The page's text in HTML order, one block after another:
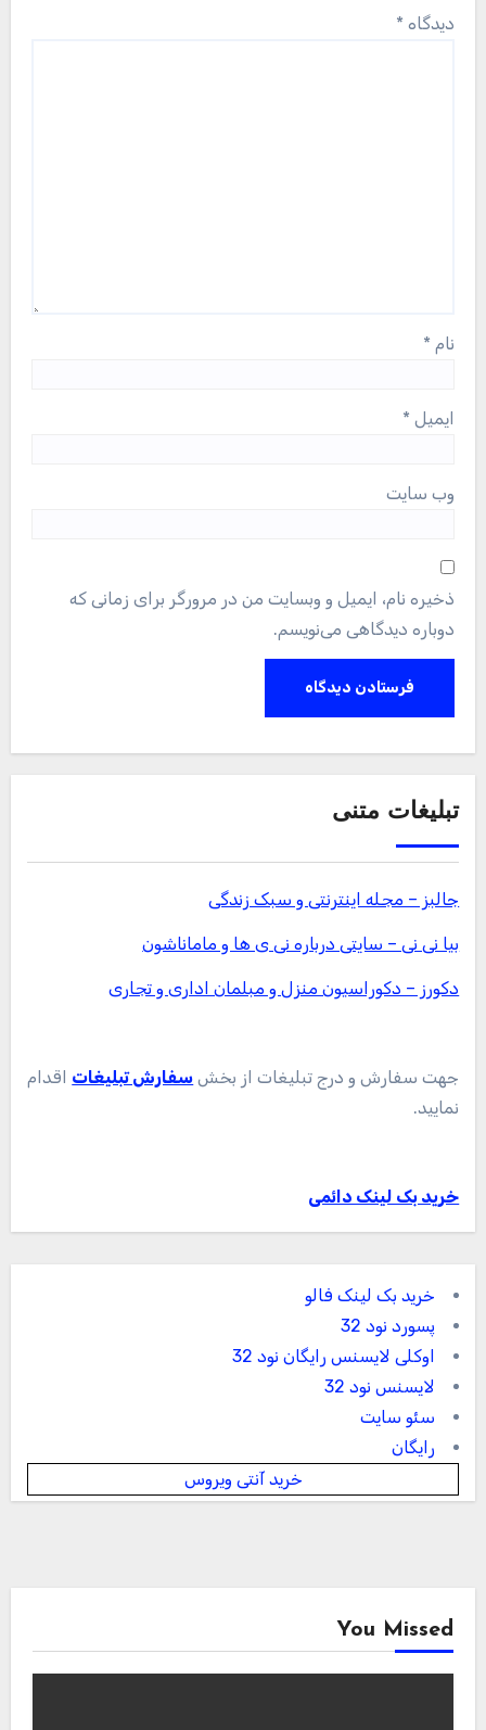
دیدگاه *
نام *
ایمیل *
وب‌ سایت
ذخیره نام، ایمیل و وبسایت من در مرورگر برای زمانی که
دوباره دیدگاهی می‌نویسم.
تبلیغات متنی
جالبز – مجله اینترنتی و سبک زندگی
بیا نی نی – سایتی درباره نی ی ها و ماماناشون
دکورز – دکوراسیون منزل و مبلمان اداری و تجاری
جهت سفارش و درج تبلیغات از بخش سفارش تبلیغات اقدام
نمایید.
خرید بک لینک دائمی
خرید بک لینک فالو
پسورد نود 32
اوکلی لایسنس رایگان نود 32
لایسنس نود 32
سئو سایت
رایگان
خرید آنتی ویروس
You Missed